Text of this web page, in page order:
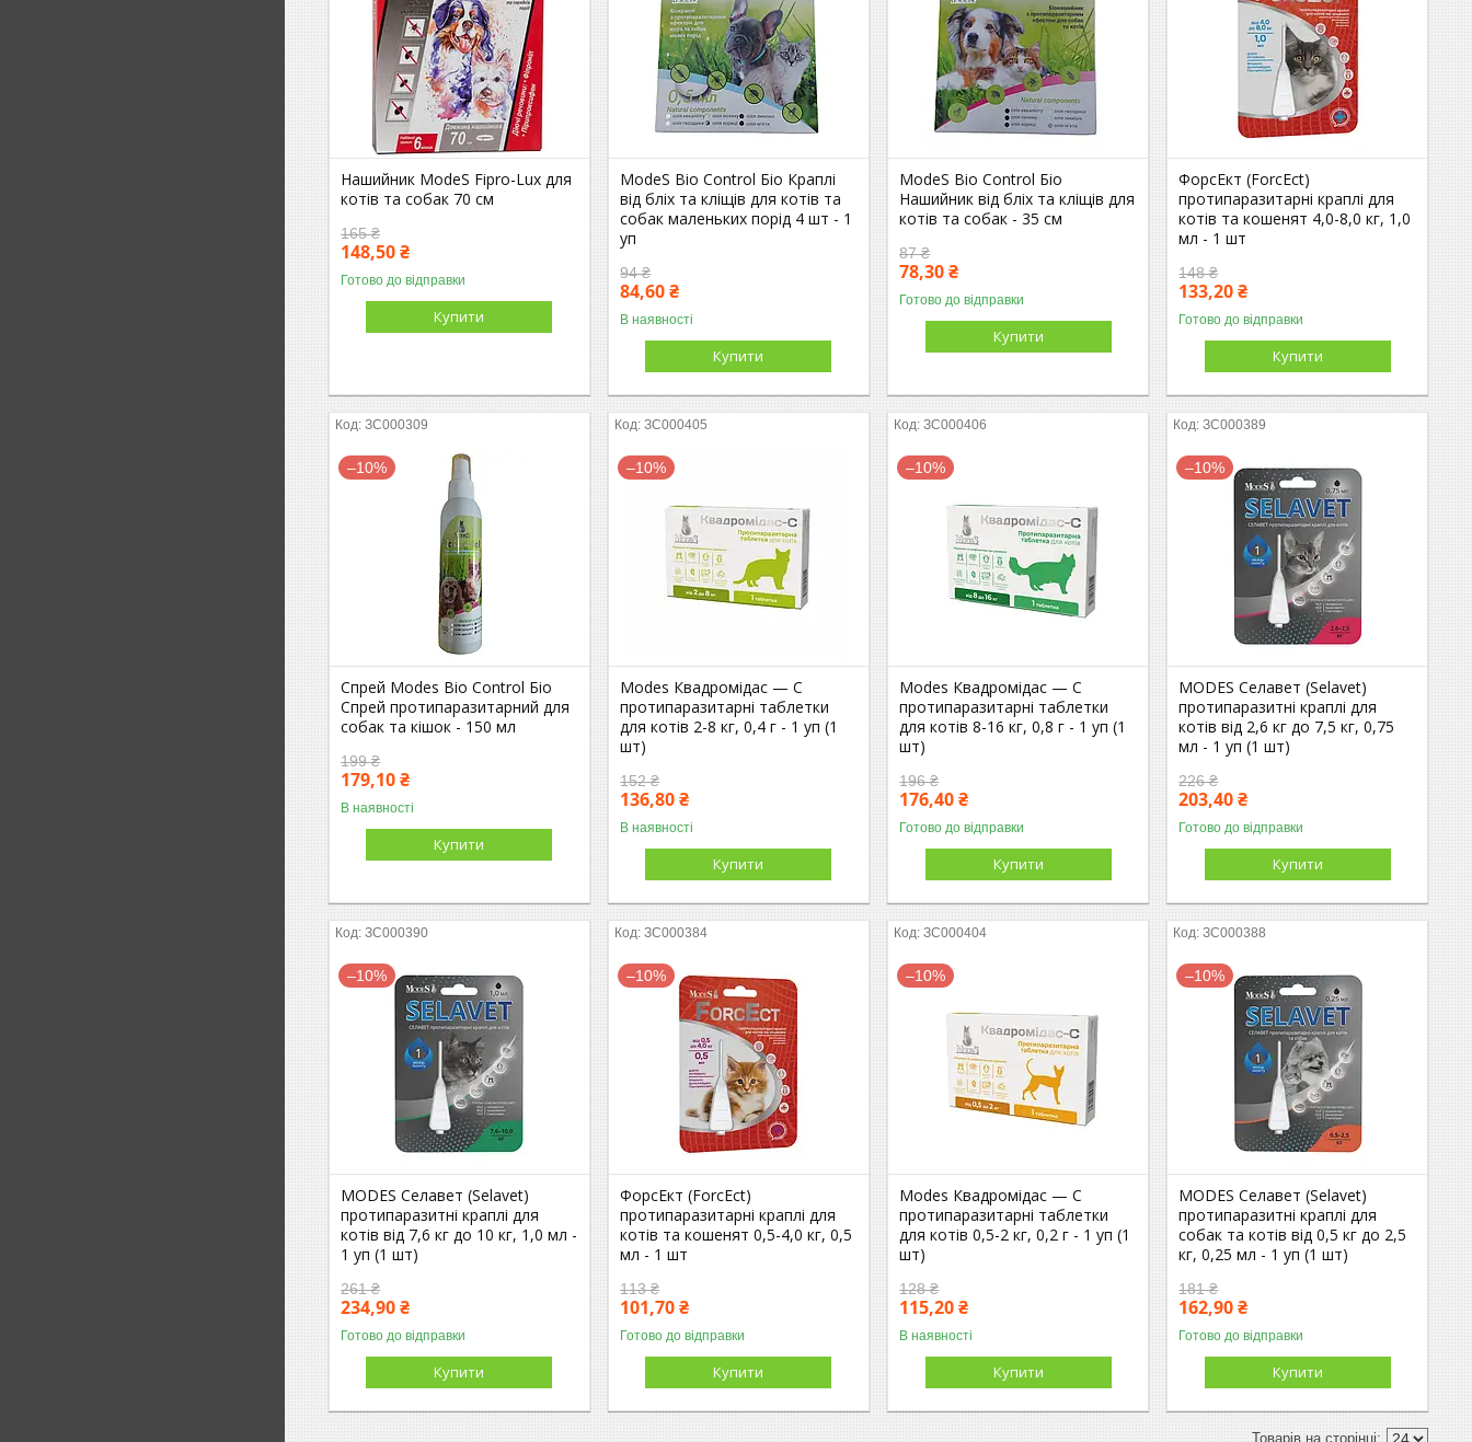
Нашийник ModeS Fipro-Lux для
котів та собак 70 см
165 ₴
148,50 ₴
Готово до відправки
Купити
ModeS Bio Control Біо Краплі
від бліх та кліщів для котів та
собак маленьких порід 4 шт - 1
уп
94 ₴
84,60 ₴
В наявності
Купити
ModeS Bio Control Біо
Нашийник від бліх та кліщів для
котів та собак - 35 см
87 ₴
78,30 ₴
Готово до відправки
Купити
ФорсЕкт (ForcEct)
протипаразитарні краплі для
котів та кошенят 4,0-8,0 кг, 1,0
мл - 1 шт
148 ₴
133,20 ₴
Готово до відправки
Купити
ЗС000309
–10%
Спрей Modes Bio Control Біо
Спрей протипаразитарний для
собак та кішок - 150 мл
199 ₴
179,10 ₴
В наявності
Купити
ЗС000405
–10%
Modes Квадромідас — C
протипаразитарні таблетки
для котів 2-8 кг, 0,4 г - 1 уп (1
шт)
152 ₴
136,80 ₴
В наявності
Купити
ЗС000406
–10%
Modes Квадромідас — C
протипаразитарні таблетки
для котів 8-16 кг, 0,8 г - 1 уп (1
шт)
196 ₴
176,40 ₴
Готово до відправки
Купити
ЗС000389
–10%
MODES Селавет (Selavet)
протипаразитні краплі для
котів від 2,6 кг до 7,5 кг, 0,75
мл - 1 уп (1 шт)
226 ₴
203,40 ₴
Готово до відправки
Купити
ЗС000390
–10%
MODES Селавет (Selavet)
протипаразитні краплі для
котів від 7,6 кг до 10 кг, 1,0 мл -
1 уп (1 шт)
261 ₴
234,90 ₴
Готово до відправки
Купити
ЗС000384
–10%
ФорсЕкт (ForcEct)
протипаразитарні краплі для
котів та кошенят 0,5-4,0 кг, 0,5
мл - 1 шт
113 ₴
101,70 ₴
Готово до відправки
Купити
ЗС000404
–10%
Modes Квадромідас — C
протипаразитарні таблетки
для котів 0,5-2 кг, 0,2 г - 1 уп (1
шт)
128 ₴
115,20 ₴
В наявності
Купити
ЗС000388
–10%
MODES Селавет (Selavet)
протипаразитні краплі для
собак та котів від 0,5 кг до 2,5
кг, 0,25 мл - 1 уп (1 шт)
181 ₴
162,90 ₴
Готово до відправки
Купити